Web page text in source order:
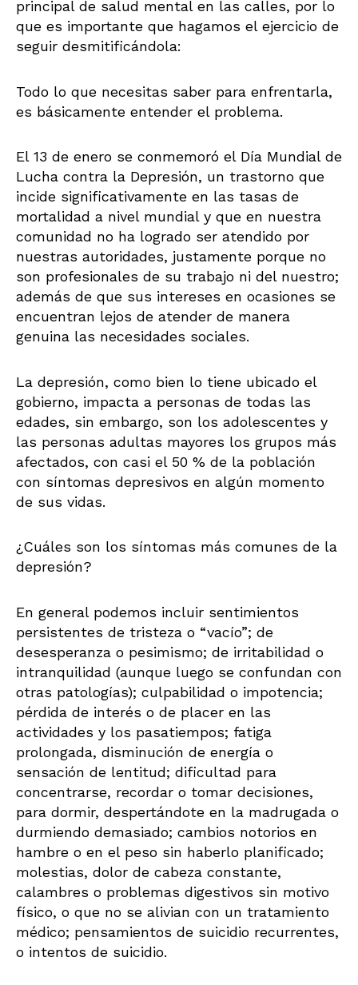
principal de salud mental en las calles, por lo
que es importante que hagamos el ejercicio de
seguir desmitificándola:
Todo lo que necesitas saber para enfrentarla,
es básicamente entender el problema.
El 13 de enero se conmemoró el Día Mundial de
Lucha contra la Depresión, un trastorno que
incide significativamente en las tasas de
mortalidad a nivel mundial y que en nuestra
comunidad no ha logrado ser atendido por
nuestras autoridades, justamente porque no
son profesionales de su trabajo ni del nuestro;
además de que sus intereses en ocasiones se
encuentran lejos de atender de manera
genuina las necesidades sociales.
La depresión, como bien lo tiene ubicado el
gobierno, impacta a personas de todas las
edades, sin embargo, son los adolescentes y
las personas adultas mayores los grupos más
afectados, con casi el 50 % de la población
con síntomas depresivos en algún momento
de sus vidas.
¿Cuáles son los síntomas más comunes de la
depresión?
En general podemos incluir sentimientos
persistentes de tristeza o “vacío”; de
desesperanza o pesimismo; de irritabilidad o
intranquilidad (aunque luego se confundan con
otras patologías); culpabilidad o impotencia;
pérdida de interés o de placer en las
actividades y los pasatiempos; fatiga
prolongada, disminución de energía o
sensación de lentitud; dificultad para
concentrarse, recordar o tomar decisiones,
para dormir, despertándote en la madrugada o
durmiendo demasiado; cambios notorios en
hambre o en el peso sin haberlo planificado;
molestias, dolor de cabeza constante,
calambres o problemas digestivos sin motivo
físico, o que no se alivian con un tratamiento
médico; pensamientos de suicidio recurrentes,
o intentos de suicidio.